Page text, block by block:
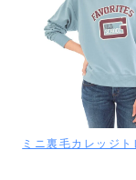
ミニ裏毛カレッジト